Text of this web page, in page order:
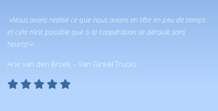
»Nous avons réalisé ce que nous avions en tête en peu de temps
et cela n’est possible que si la coopération se déroule sans
heurts! »
Arie van den Broek – Van Ginkel Trucks